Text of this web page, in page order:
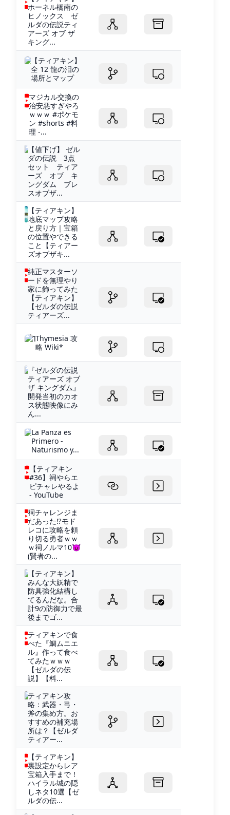
ホーネル橋南の
ヒノックス ゼ
ルダの伝説ティ
アーズ オブ ザ
キング...
【ティアキン】
全 12 龍の泪の
場所とマップ
マジカル交換の
治安悪すぎやろ
ｗｗｗ #ポケモ
ン #shorts #料
理 -...
【値下げ】 ゼル
ダの伝説 3点
セット ティア
ーズ オブ キ
ングダム ブレ
スオブザ...
【ティアキン】
地底マップ攻略
と戻り方｜宝箱
の位置やできる
こと【ティアー
ズオブザキ...
純正マスターソ
ードを無理やり
家に飾ってみた
【ティアキン】
【ゼルダの伝説
ティアーズ...
Thymesia 攻
略 Wiki*
『ゼルダの伝説
ティアーズ オブ
ザ キングダム』
開発当初のカオ
ス状態映像にみ
ん...
La Panza es
Primero -
Naturismo y...
【ティアキン
#36】祠やらエ
ピチャレやるよ
- YouTube
祠チャレンジま
だあった⁉モド
レコに攻略を頼
り切る勇者ｗｗ
ｗ祠ノルマ10😈
(賢者の...
【ティアキン】
みんな大妖精で
防具強化結構し
てるんだな。合
計9の防御力で最
後までゴ...
ティアキンで食
べた『鯛ムニエ
ル』作って食べ
てみたｗｗｗ
【ゼルダの伝
説】【料...
ティアキン攻
略：武器・弓・
斧の集め方。お
すすめの補充場
所は？【ゼルダ
ティアー...
【ティアキン】
裏設定からレア
宝箱入手まで！
ハイラル城の隠
しネタ10選【ゼ
ルダの伝...